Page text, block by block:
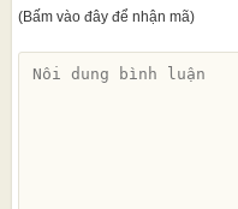
(Bấm vào đây để nhận mã)